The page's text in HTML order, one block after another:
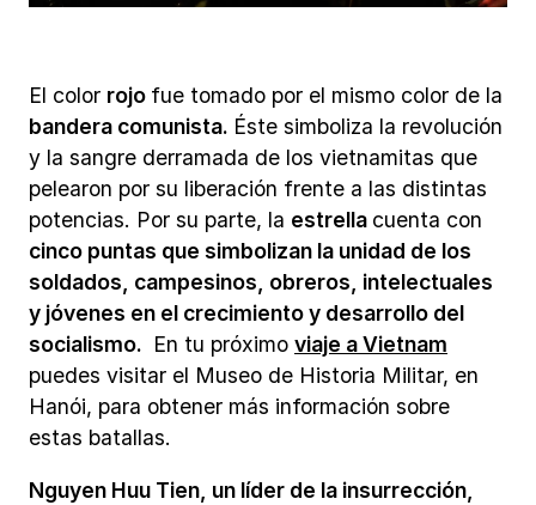
El color rojo fue tomado por el mismo color de la
bandera comunista. Éste simboliza la revolución
y la sangre derramada de los vietnamitas que
pelearon por su liberación frente a las distintas
potencias. Por su parte, la estrella cuenta con
cinco puntas que simbolizan la unidad de los
soldados, campesinos, obreros, intelectuales
y jóvenes en el crecimiento y desarrollo del
socialismo. En tu próximo viaje a Vietnam
puedes visitar el Museo de Historia Militar, en
Hanói, para obtener más información sobre
estas batallas.
Nguyen Huu Tien, un líder de la insurrección,